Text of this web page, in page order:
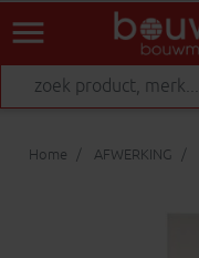
menu
Home AFWERKING